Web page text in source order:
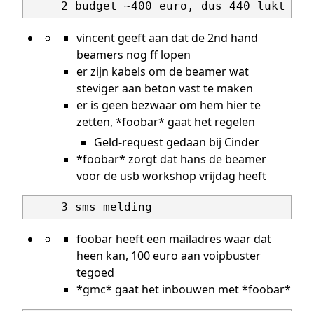
vincent geeft aan dat de 2nd hand
beamers nog ff lopen
er zijn kabels om de beamer wat
steviger aan beton vast te maken
er is geen bezwaar om hem hier te
zetten, *foobar* gaat het regelen
Geld-request gedaan bij Cinder
*foobar* zorgt dat hans de beamer
voor de usb workshop vrijdag heeft
foobar heeft een mailadres waar dat
heen kan, 100 euro aan voipbuster
tegoed
*gmc* gaat het inbouwen met *foobar*